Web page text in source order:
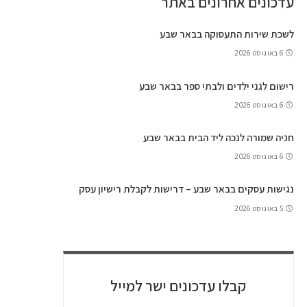
לשכת שירות התעסוקה בבאר שבע
6 באוגוסט 2026
רישום לגני ילדים ולבתי ספר בבאר שבע
6 באוגוסט 2026
חניה שמורה לנכה ליד הבית בבאר שבע
6 באוגוסט 2026
נגישות עסקים בבאר שבע – דרישות לקבלת רישיון עסק
5 באוגוסט 2026
קבלו עדכונים ישר למייל